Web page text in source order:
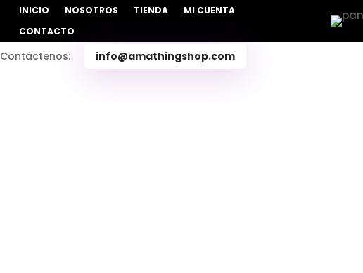
INICIO NOSOTROS TIENDA
MI CUENTA
CONTACTO
Contáctenos: info@amathingshop.com